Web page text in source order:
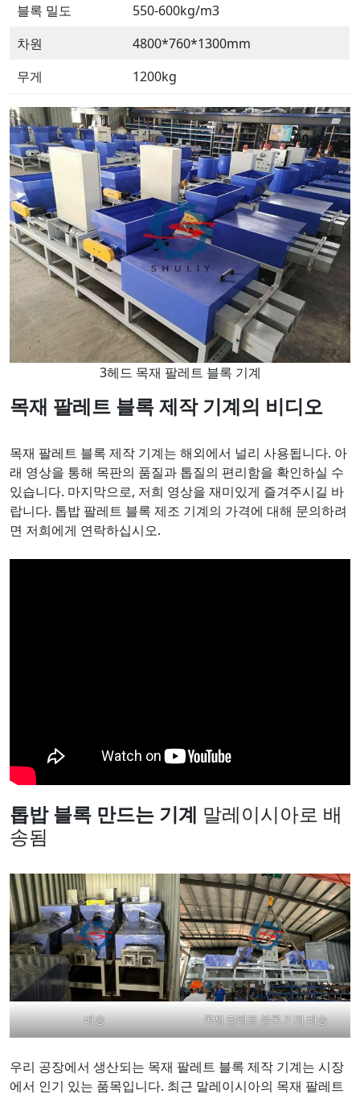
블록 밀도
550-600kg/m3
차원
4800*760*1300mm
무게
1200kg
3헤드 목재 팔레트 블록 기계
목재 팔레트 블록 제작 기계의 비디오
목재 팔레트 블록 제작 기계는 해외에서 널리 사용됩니다. 아
래 영상을 통해 목판의 품질과 톱질의 편리함을 확인하실 수
있습니다. 마지막으로, 저희 영상을 재미있게 즐겨주시길 바
랍니다. 톱밥 팔레트 블록 제조 기계의 가격에 대해 문의하려
면 저희에게 연락하십시오.
톱밥 블록 만드는 기계 말레이시아로 배
송됨
배송 목재 팔레트 블록 기계 배송
우리 공장에서 생산되는 목재 팔레트 블록 제작 기계는 시장
에서 인기 있는 품목입니다. 최근 말레이시아의 목재 팔레트